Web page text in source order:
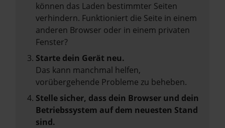
können das Laden bestimmter Seiten
verhindern. Funktioniert die Seite in einem
anderen Browser oder in einem privaten
Fenster?
Starte dein Gerät neu.
Das kann manchmal helfen,
vorübergehende Probleme zu beheben.
Stelle sicher, dass dein Browser und dein
Betriebssystem auf dem neuesten Stand
sind.